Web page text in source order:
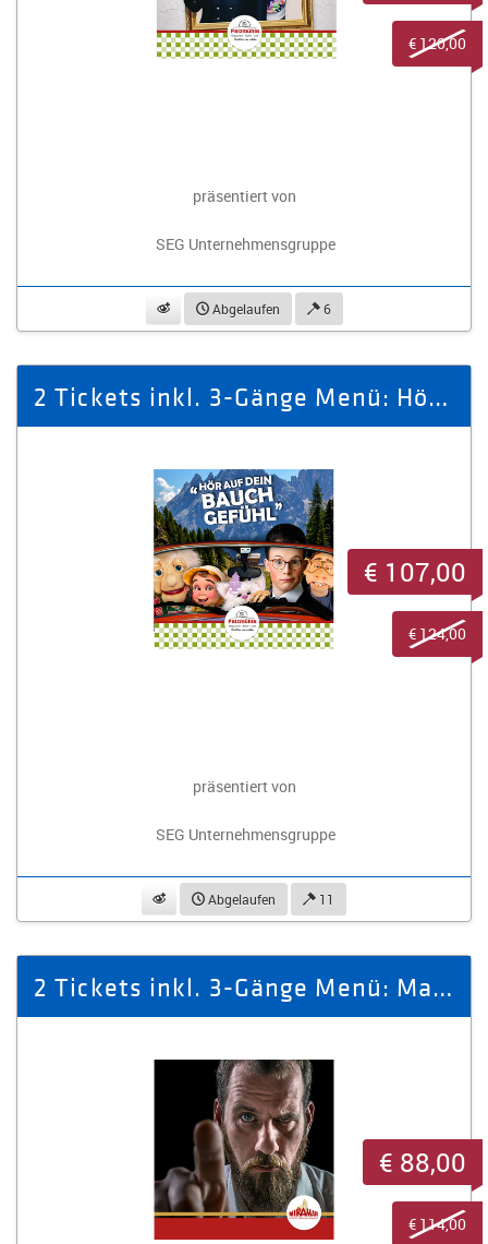
präsentiert von
SEG Unternehmensgruppe
beobachtenAbgelaufen 6
€ 120,00
2 Tickets inkl. 3-Gänge Menü: Hör auf dein Bauchgefühl
präsentiert von
SEG Unternehmensgruppe
beobachtenAbgelaufen 11
€ 107,00
€ 124,00
2 Tickets inkl. 3-Gänge Menü: Martin Berke
€ 88,00
€ 114,00